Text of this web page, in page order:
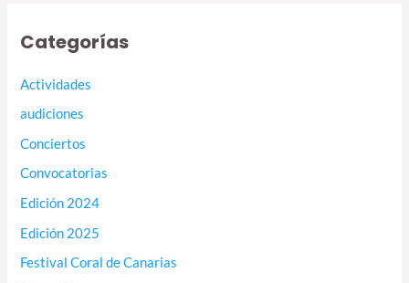
Categorías
Actividades
audiciones
Conciertos
Convocatorias
Edición 2024
Edición 2025
Festival Coral de Canarias